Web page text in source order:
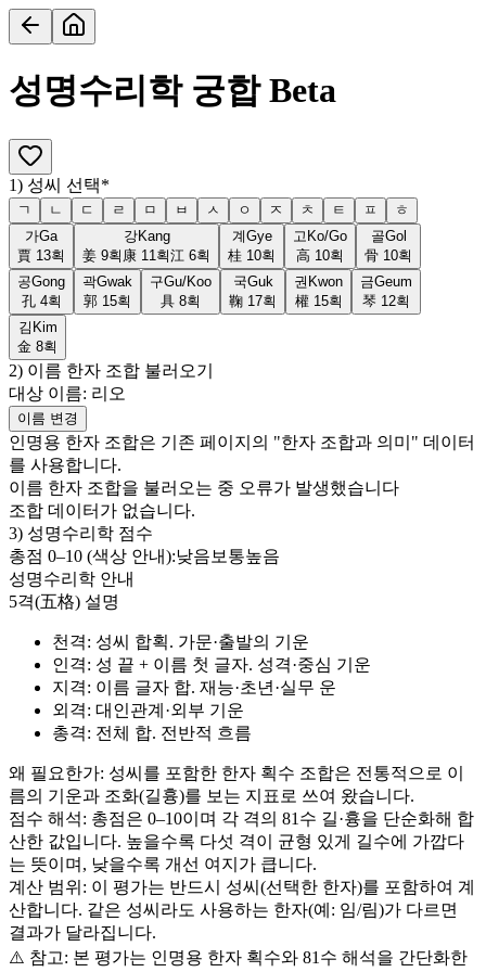
성명수리학 궁합Beta
1) 성씨 선택*
ㄱ ㄴ ㄷ ㄹ ㅁ ㅂ ㅅ ㅇ ㅈ ㅊ ㅌ ㅍ
ㅎ
가Ga
賈 13획
강Kang
姜 9획 康 11 획江 6획
계Gye
桂 10획
고 Ko/Go
高 10획
골Gol
骨 10획
공Gong
孔 4획
곽Gwak
郭 15획
구Gu/Koo
具 8획
국Guk
鞠 17획
권 Kwon
權 15획
금Geum
琴 12획
김 Kim
金 8획
2) 이름 한자 조합 불러오기
대상 이름: 리오
이름 변경
인명용 한자 조합은 기존 페이지의 "한자 조합과 의미" 데이터
를 사용합니다.
이름 한자 조합을 불러오는 중 오류가 발생했습니다
조합 데이터가 없습니다.
3) 성명수리학 점수
총점 0–10 (색상 안내):낮음 보통높음
성명수리학 안내
5격(五格) 설명
천격: 성씨 합획. 가문·출발의 기운
인격: 성 끝 + 이름 첫 글자. 성격·중심 기운
지격: 이름 글자 합. 재능·초년·실무 운
외격: 대인관계·외부 기운
총격: 전체 합. 전반적 흐름
왜 필요한가: 성씨를 포함한 한자 획수 조합은 전통적으로 이
름의 기운과 조화(길흉)를 보는 지표로 쓰여 왔습니다.
점수 해석: 총점은 0–10이며 각 격의 81수 길·흉을 단순화해 합
산한 값입니다. 높을수록 다섯 격이 균형 있게 길수에 가깝다
는 뜻이며, 낮을수록 개선 여지가 큽니다.
계산 범위: 이 평가는 반드시 성씨(선택한 한자)를 포함하여 계
산합니다. 같은 성씨라도 사용하는 한자(예: 임/림)가 다르면
결과가 달라집니다.
⚠️ 참고: 본 평가는 인명용 한자 획수와 81수 해석을 간단화한